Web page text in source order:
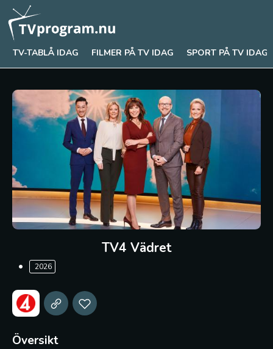
TV-TABLÅ IDAG FILMER PÅ TV IDAG SPORT PÅ TV IDAG
TV4 Vädret
2026
Översikt